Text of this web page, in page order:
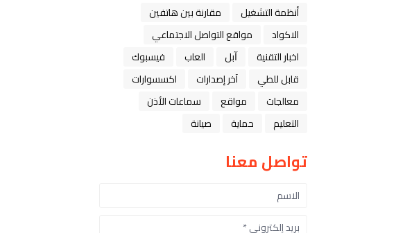
أنظمة التشغيل
مقارنة بين هاتفين
الاكواد
مواقع التواصل الاجتماعي
اخبار التقنية
ﺁﺑﻞ العاب
فيسبوك
قابل للطي
آخر إصدارات
اكسسوارات
معالجات
مواقع
سماعات الأذن
التعليم
حماية صيانة
تواصل معنا